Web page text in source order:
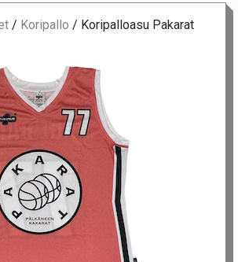
/ Koripallo / Koripalloasu Pakarat